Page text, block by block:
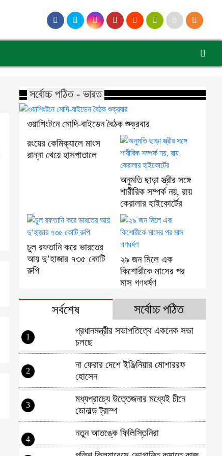
সর্বোচ্চ পঠিত - ভারত
ওয়াশিংটনে মোদি-বাইডেন বৈঠক শুক্রবার
রংয়ের কেমিক্যালে মাংস
রান্না খেয়ে হাসপাতালে
অনুমতি ছাড়া স্ত্রীর সঙ্গে
শারীরিক সম্পর্ক নয়, রায়
কেরালার হাইকোর্টের
চুল রফতানি করে ভারতের
আয় দু’হাজার ৭৩৫ কোটি
রুপি
২৯ জন মিলে এক
কিশোরীকে মাসের পর
মাস গণধর্ষণ
সর্বশেষ সর্বোচ্চ পঠিত
1
প্রধানমন্ত্রীর সভাপতিত্বে একনেক সভা
চলছে
2
না ফেরার দেশে ইঞ্জিনিয়ার মোশাররফ
হোসেন
3
মধ্যপ্রাচ্যে উত্তেজনার মধ্যেই চীনে
ডোনাল্ড ট্রাম্প
4
নতুন আতঙ্কে ফিলিস্তিনিরা